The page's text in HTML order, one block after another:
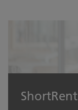
ShortRent